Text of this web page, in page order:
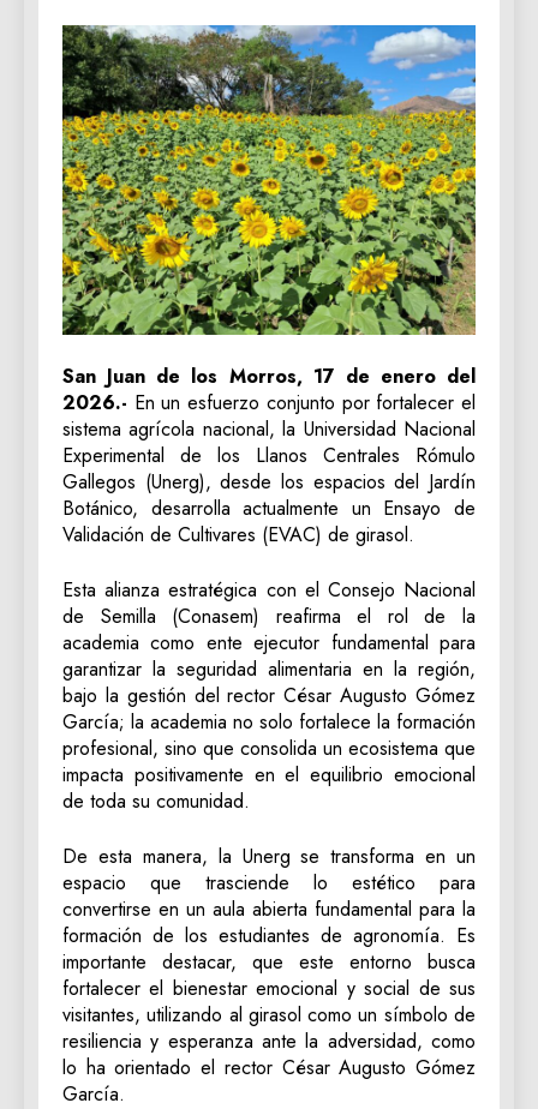
San Juan de los Morros, 17 de enero del
2026.- En un esfuerzo conjunto por fortalecer el
sistema agrícola nacional, la Universidad Nacional
Experimental de los Llanos Centrales Rómulo
Gallegos (Unerg), desde los espacios del Jardín
Botánico, desarrolla actualmente un Ensayo de
Validación de Cultivares (EVAC) de girasol.
Esta alianza estratégica con el Consejo Nacional
de Semilla (Conasem) reafirma el rol de la
academia como ente ejecutor fundamental para
garantizar la seguridad alimentaria en la región,
bajo la gestión del rector César Augusto Gómez
García; la academia no solo fortalece la formación
profesional, sino que consolida un ecosistema que
impacta positivamente en el equilibrio emocional
de toda su comunidad.
​De esta manera, la Unerg se transforma en un
espacio que trasciende lo estético para
convertirse en un aula abierta fundamental para la
formación de los estudiantes de agronomía. Es
importante destacar, que este entorno busca
fortalecer el bienestar emocional y social de sus
visitantes, utilizando al girasol como un símbolo de
resiliencia y esperanza ante la adversidad, como
lo ha orientado el rector César Augusto Gómez
García.